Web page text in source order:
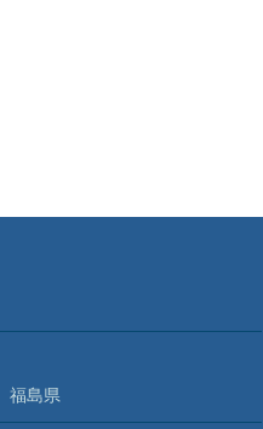
福島県